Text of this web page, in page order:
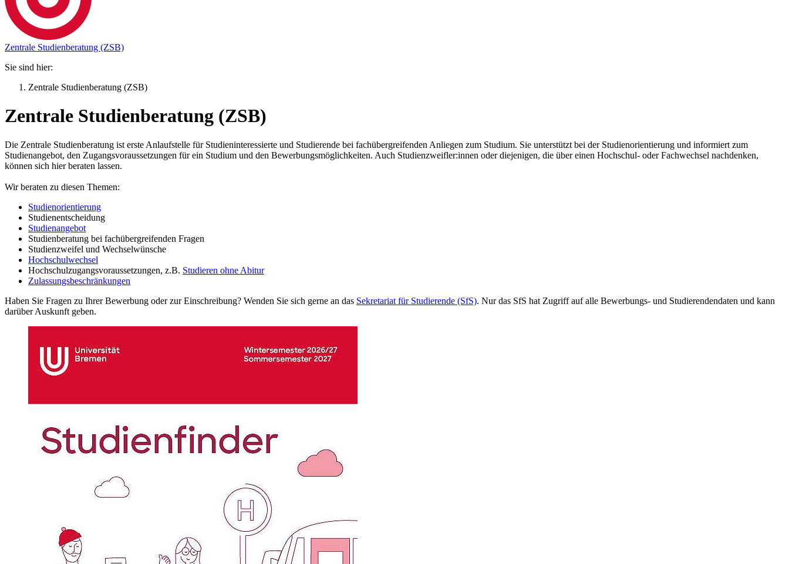
Zentrale Studienberatung (ZSB)
Sie sind hier:
Zentrale Studienberatung (ZSB)
Zentrale Studienberatung (ZSB)
Die Zentrale Studienberatung ist erste Anlaufstelle für Studieninteressierte und Studierende bei fachübergreifenden Anliegen zum Studium. Sie unterstützt bei der Studienorientierung und informiert zum
Studienangebot, den Zugangsvoraussetzungen für ein Studium und den Bewerbungsmöglichkeiten. Auch Studienzweifler:innen oder diejenigen, die über einen Hochschul- oder Fachwechsel nachdenken,
können sich hier beraten lassen.
Wir beraten zu diesen Themen:
Studienorientierung
Studienentscheidung
Studienangebot
Studienberatung bei fachübergreifenden Fragen
Studienzweifel und Wechselwünsche
Hochschulwechsel
Hochschulzugangsvoraussetzungen, z.B. Studieren ohne Abitur
Zulassungsbeschränkungen
Haben Sie Fragen zu Ihrer Bewerbung oder zur Einschreibung? Wenden Sie sich gerne an das Sekretariat für Studierende (SfS). Nur das SfS hat Zugriff auf alle Bewerbungs- und Studierendendaten und kann
darüber Auskunft geben.